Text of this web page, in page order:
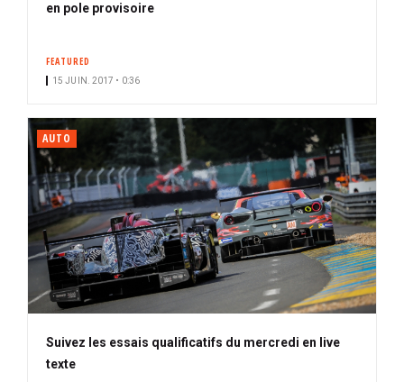
en pole provisoire
FEATURED
15 JUIN. 2017 • 0:36
AUTO
Suivez les essais qualificatifs du mercredi en live
texte